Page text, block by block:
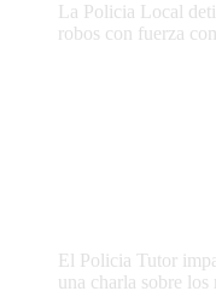
La Policia Local
robos con fuerza
El Policia Tutor
una charla sobre los